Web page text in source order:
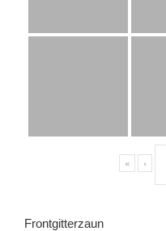
« ‹
Frontgitterzaun